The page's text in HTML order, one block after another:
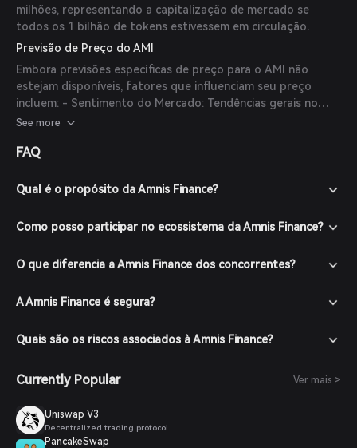
milhões, representando a capitalização de mercado se
todos os 1 bilhão de tokens estivessem em circulação.
Previsão de Preço do AMI
Embora previsões específicas de preço para o AMI não
estejam disponíveis, fatores que influenciam seu preço
incluem: - Sentimento do Mercado: Tendências gerais no
mercado de criptomoedas podem impactar o preço do AMI.
líquido da Amnis Finance pode impulsionar a demanda pelos
integrações e atualizações de protocolo podem afetar
pesquisas detalhadas e considerar as condições do
mercado antes de tomar decisões de investimento.
See more
FAQ
Qual é o propósito da Amnis Finance?
Como posso participar no ecossistema da Amnis Finance?
O que diferencia a Amnis Finance dos concorrentes?
A Amnis Finance é segura?
Quais são os riscos associados à Amnis Finance?
Currently Popular Ver mais >
Uniswap V3
Decentralized trading protocol
PancakeSwap